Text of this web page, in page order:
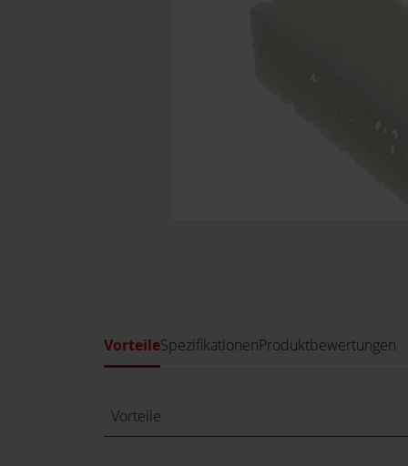
VorteileSpezifikationenProduktbewertungen
Vorteile